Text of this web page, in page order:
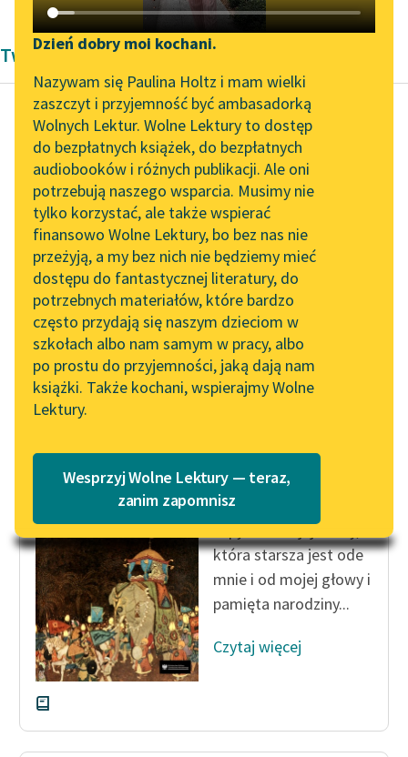
Katalog DAISY
Podkasty o książkach
Zgłoś brak utworu
Aktualności
„Prokurator Alicja Horn”
do słuchania
Byliśmy częścią AI Impact
Lab
Zapraszamy na spotkanie
online z tłumaczkami
literatury skandynawskiej
Spotkanie z Katarzyną
Tunkiel w Oslo
102. lata temu zmarł
Joseph Conrad
Lektury szkolne i klasyka
literatury do słuchania dla
uczennic i uczniów z
niepełnosprawnościami
E-kolekcja lektur
szkolnych i literatury do
słuchania dla uczennic i
uczniów z
niepełnosprawnościami
Feministyczne inspiracje.
Narzędzia
Mapa Wolnych Lektur
Leśmianator
Przewodnik dla piszących i
czytających
API
OAI-PMH
Widget Wolnych Lektur
Przypisy
Katalog w formacie PDF
Dzień dobry moi kochani.
Nazywam się Paulina Holtz i mam wielki
zaszczyt i przyjemność być ambasadorką
Wolnych Lektur. Wolne Lektury to dostęp
do bezpłatnych książek, do bezpłatnych
audiobooków i różnych publikacji. Ale oni
potrzebują naszego wsparcia. Musimy nie
tylko korzystać, ale także wspierać
finansowo Wolne Lektury, bo bez nas nie
przeżyją, a my bez nich nie będziemy mieć
dostępu do fantastycznej literatury, do
potrzebnych materiałów, które bardzo
często przydają się naszym dzieciom w
szkołach albo nam samym w pracy, albo
po prostu do przyjemności, jaką dają nam
książki. Także kochani, wspierajmy Wolne
Lektury.
Wesprzyj Wolne Lektury — teraz,
zanim zapomnisz
Twórczość Kornela Makuszyńskiego
Kornel Makuszyński
Awantury arabskie
Wiele już razy księżyc
usiadł był na szczycie
najwyższego minaretu
jak złoty ptak, co
odpoczywa...
Czytaj więcej
Kornel Makuszyński
Awantury arabskie
zapytam mojej duszy,
która starsza jest ode
mnie i od mojej głowy i
pamięta narodziny...
Czytaj więcej